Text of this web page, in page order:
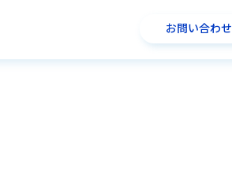
お問い合わせ